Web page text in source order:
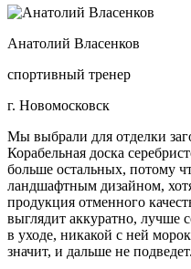
Анатолий Власенков
спортивный тренер
г. Новомосковск
Мы выбрали для отделки
Корабельная доска
больше остальных, потому
ландшафтным дизайном,
продукция отменного
выглядит аккуратно, лучше
в уходе, никакой с ней
значит, и дальше не подведет.